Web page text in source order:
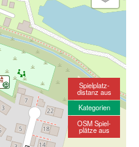
Spielplatz-
distanz aus
Kategorien
OSM Spiel-
plätze aus